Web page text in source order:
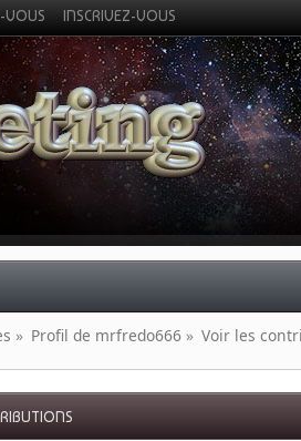
VOUS INSCRIVEZ-VOUS
» Profil de mrfredo666 » Voir les